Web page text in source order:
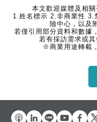
本文歡迎媒體及相
1.姓名標示 2.非商業性 3.
險中心，以及
若僅引用部分資料和數據
若有採訪需求或其
※商業用途轉載